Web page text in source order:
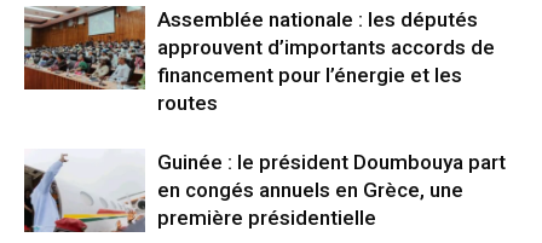
Assemblée nationale : les députés
approuvent d’importants accords de
financement pour l’énergie et les
routes
Guinée : le président Doumbouya part
en congés annuels en Grèce, une
première présidentielle